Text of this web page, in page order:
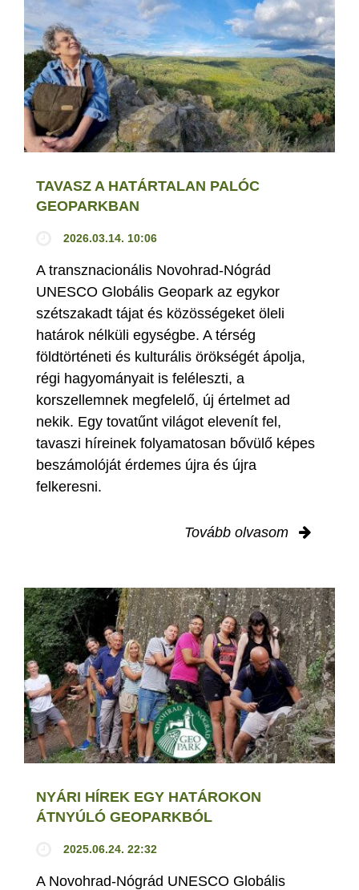
TAVASZ A HATÁRTALAN PALÓC
GEOPARKBAN
2026.03.14. 10:06
A transznacionális Novohrad-Nógrád
UNESCO Globális Geopark az egykor
szétszakadt tájat és közösségeket öleli
határok nélküli egységbe. A térség
földtörténeti és kulturális örökségét ápolja,
régi hagyományait is feléleszti, a
korszellemnek megfelelő, új értelmet ad
nekik. Egy tovatűnt világot elevenít fel,
tavaszi híreinek folyamatosan bővülő képes
beszámolóját érdemes újra és újra
felkeresni.
Tovább olvasom
NYÁRI HÍREK EGY HATÁROKON
ÁTNYÚLÓ GEOPARKBÓL
2025.06.24. 22:32
A Novohrad-Nógrád UNESCO Globális